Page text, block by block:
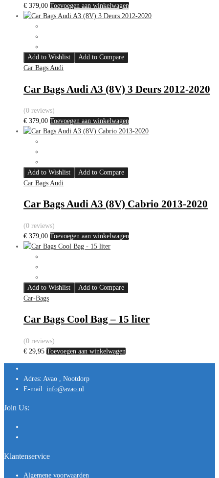
€ 379,00 Toevoegen aan winkelwagen
Add to Wishlist
Add to Compare
Car Bags Audi
Car Bags Audi A3 (8V) 3 Deurs 2012-2020
(0 reviews)
€ 379,00 Toevoegen aan winkelwagen
Add to Wishlist
Add to Compare
Car Bags Audi
Car Bags Audi A3 (8V) Cabrio 2013-2020
(0 reviews)
€ 379,00 Toevoegen aan winkelwagen
Add to Wishlist
Add to Compare
Car-Bags
Car Bags Cool Bag – 15 liter
(0 reviews)
€ 29,95 Toevoegen aan winkelwagen
Adres: Avao , Nootdorp
E-mail: info@avao.nl
Join Us:
Klantenservice
Algemene voorwaarden